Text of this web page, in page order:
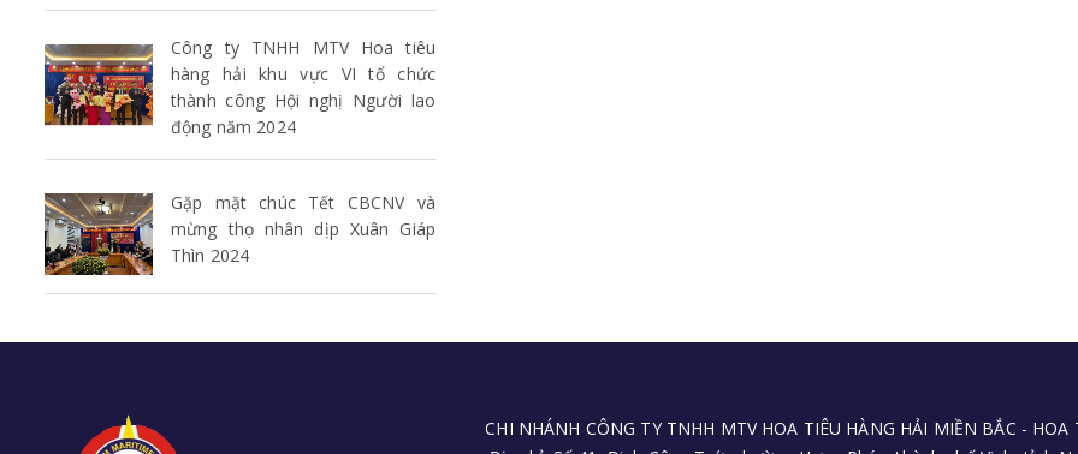
Công ty TNHH MTV Hoa tiêu
hàng hải khu vực VI tổ chức
thành công Hội nghị Người lao
động năm 2024
Gặp mặt chúc Tết CBCNV và
mừng thọ nhân dịp Xuân Giáp
Thìn 2024
CHI NHÁNH CÔNG TY TNHH MTV HOA TIÊU HÀNG HẢI MIỀN BẮC - HOA